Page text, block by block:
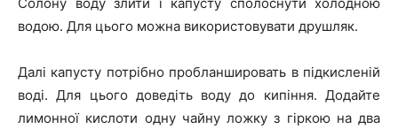
водою. Для цього можна використовувати друшляк.
Далі капусту потрібно пробланшировать в підкисленій
воді. Для цього доведіть воду до кипіння. Додайте
лимонної кислоти одну чайну ложку з гіркою на два